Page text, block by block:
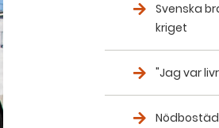
Svenska
kriget
"Jag var